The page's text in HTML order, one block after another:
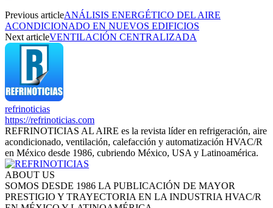
Previous articleANÁLISIS ENERGÉTICO DEL AIRE
ACONDICIONADO EN NUEVOS EDIFICIOS
Next articleVENTILACIÓN CENTRALIZADA
refrinoticias
https://refrinoticias.com
REFRINOTICIAS AL AIRE es la revista líder en refrigeración, aire
acondicionado, ventilación, calefacción y automatización HVAC/R
en México desde 1986, cubriendo México, USA y Latinoamérica.
ABOUT US
SOMOS DESDE 1986 LA PUBLICACIÓN DE MAYOR
PRESTIGIO Y TRAYECTORIA EN LA INDUSTRIA HVAC/R